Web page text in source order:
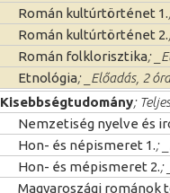
Román kultúrtörténet 1.
Román kultúrtörténet 2.
Román folklorisztika;
Etnológia; _Előadás, 2
Kisebbségtudomány;
Nemzetiség nyelve és
Hon- és népismeret 1.;
Hon- és mépismeret 2.;
Magyaroszági románok